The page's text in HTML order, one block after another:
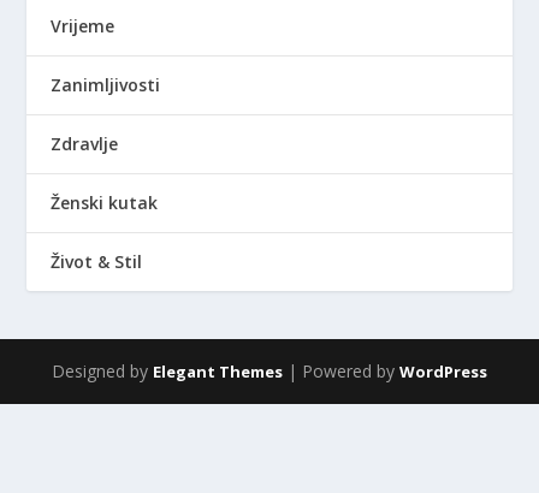
Vrijeme
Zanimljivosti
Zdravlje
Ženski kutak
Život & Stil
Designed by Elegant Themes | Powered by WordPress